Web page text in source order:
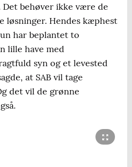
Det behøver ikke være de
løsninger. Hendes kæphest
har beplantet to
lille have med
syn og et levested
at SAB vil tage
det vil de grønne